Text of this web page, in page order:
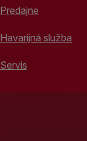
Predajne
Havarijná služba
Servis